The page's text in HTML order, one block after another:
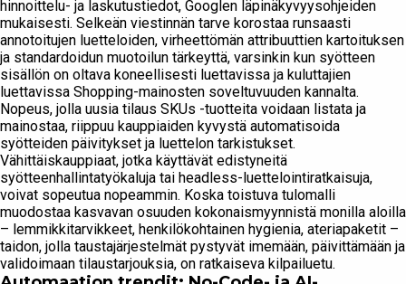
hinnoittelu- ja laskutustiedot, Googlen läpinäkyvyysohjeiden
mukaisesti. Selkeän viestinnän tarve korostaa runsaasti
annotoitujen luetteloiden, virheettömän attribuuttien kartoituksen
ja standardoidun muotoilun tärkeyttä, varsinkin kun syötteen
sisällön on oltava koneellisesti luettavissa ja kuluttajien
luettavissa Shopping-mainosten soveltuvuuden kannalta.
Nopeus, jolla uusia tilaus SKUs -tuotteita voidaan listata ja
mainostaa, riippuu kauppiaiden kyvystä automatisoida
syötteiden päivitykset ja luettelon tarkistukset.
Vähittäiskauppiaat, jotka käyttävät edistyneitä
syötteenhallintatyökaluja tai headless-luettelointiratkaisuja,
voivat sopeutua nopeammin. Koska toistuva tulomalli
muodostaa kasvavan osuuden kokonaismyynnistä monilla aloilla
– lemmikkitarvikkeet, henkilökohtainen hygienia, ateriapaketit –
taidon, jolla taustajärjestelmät pystyvät imemään, päivittämään ja
validoimaan tilaustarjouksia, on ratkaiseva kilpailuetu.